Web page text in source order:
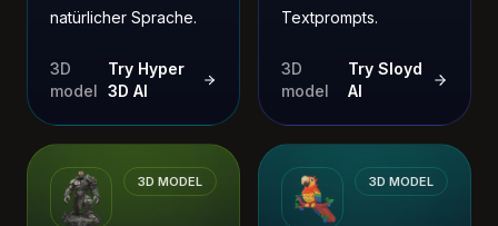
natürlicher Sprache.
3D
model
Try Hyper
3D AI
Textprompts.
3D
model
Try Sloyd
AI
3D MODEL 3D MODEL